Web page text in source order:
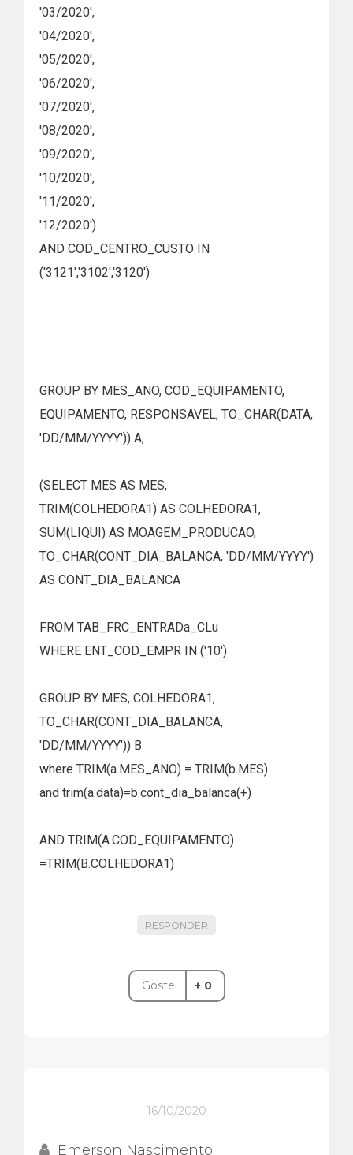
'03/2020',
'04/2020',
'05/2020',
'06/2020',
'07/2020',
'08/2020',
'09/2020',
'10/2020',
'11/2020',
'12/2020')
AND COD_CENTRO_CUSTO IN
('3121','3102','3120')
GROUP BY MES_ANO, COD_EQUIPAMENTO,
EQUIPAMENTO, RESPONSAVEL, TO_CHAR(DATA,
'DD/MM/YYYY')) A,
(SELECT MES AS MES,
TRIM(COLHEDORA1) AS COLHEDORA1,
SUM(LIQUI) AS MOAGEM_PRODUCAO,
TO_CHAR(CONT_DIA_BALANCA, 'DD/MM/YYYY')
AS CONT_DIA_BALANCA
FROM TAB_FRC_ENTRADa_CLu
WHERE ENT_COD_EMPR IN ('10')
GROUP BY MES, COLHEDORA1,
TO_CHAR(CONT_DIA_BALANCA,
'DD/MM/YYYY')) B
where TRIM(a.MES_ANO) = TRIM(b.MES)
and trim(a.data)=b.cont_dia_balanca(+)
AND TRIM(A.COD_EQUIPAMENTO)
=TRIM(B.COLHEDORA1)
RESPONDER
Gostei + 0
16/10/2020
Emerson Nascimento